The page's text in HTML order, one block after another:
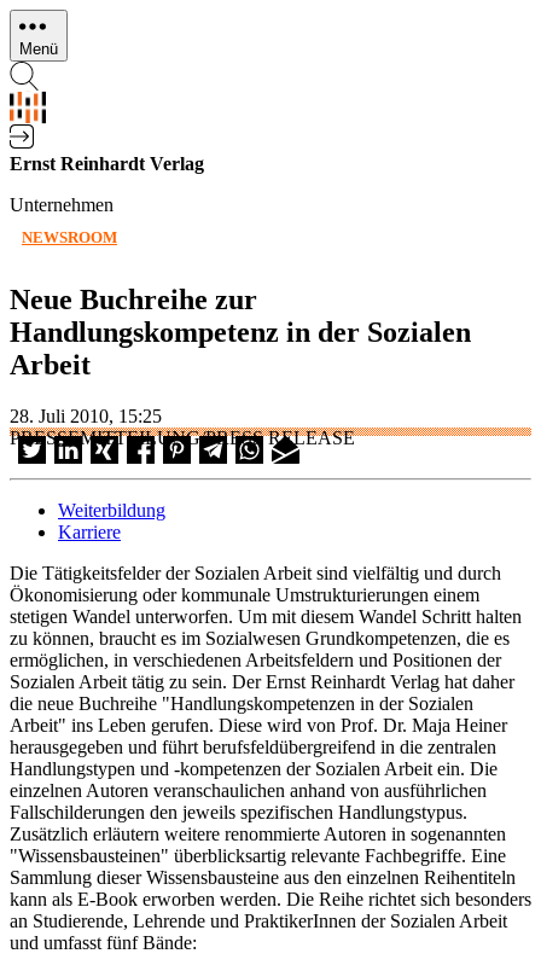
Direkt
zum
Inhalt
Menü
Ernst Reinhardt Verlag
Unternehmen
NEWSROOM
Neue Buchreihe zur
Handlungskompetenz in der Sozialen
Arbeit
28. Juli 2010, 15:25
PRESSEMITTEILUNG/PRESS RELEASE
Weiterbildung
Karriere
Die Tätigkeitsfelder der Sozialen Arbeit sind vielfältig und durch
Ökonomisierung oder kommunale Umstrukturierungen einem
stetigen Wandel unterworfen. Um mit diesem Wandel Schritt halten
zu können, braucht es im Sozialwesen Grundkompetenzen, die es
ermöglichen, in verschiedenen Arbeitsfeldern und Positionen der
Sozialen Arbeit tätig zu sein. Der Ernst Reinhardt Verlag hat daher
die neue Buchreihe "Handlungskompetenzen in der Sozialen
Arbeit" ins Leben gerufen. Diese wird von Prof. Dr. Maja Heiner
herausgegeben und führt berufsfeldübergreifend in die zentralen
Handlungstypen und -kompetenzen der Sozialen Arbeit ein. Die
einzelnen Autoren veranschaulichen anhand von ausführlichen
Fallschilderungen den jeweils spezifischen Handlungstypus.
Zusätzlich erläutern weitere renommierte Autoren in sogenannten
"Wissensbausteinen" überblicksartig relevante Fachbegriffe. Eine
Sammlung dieser Wissensbausteine aus den einzelnen Reihentiteln
kann als E-Book erworben werden. Die Reihe richtet sich besonders
an Studierende, Lehrende und PraktikerInnen der Sozialen Arbeit
und umfasst fünf Bände: